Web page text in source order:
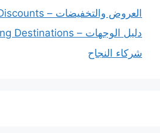
العروض والتخفيضات – Offers & Discounts
دليل الوجهات – Shipping Destinations
شركاء النجاح